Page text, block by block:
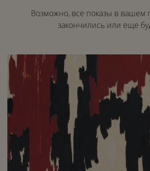
Возможно, все показы в вашем
закончились или еще